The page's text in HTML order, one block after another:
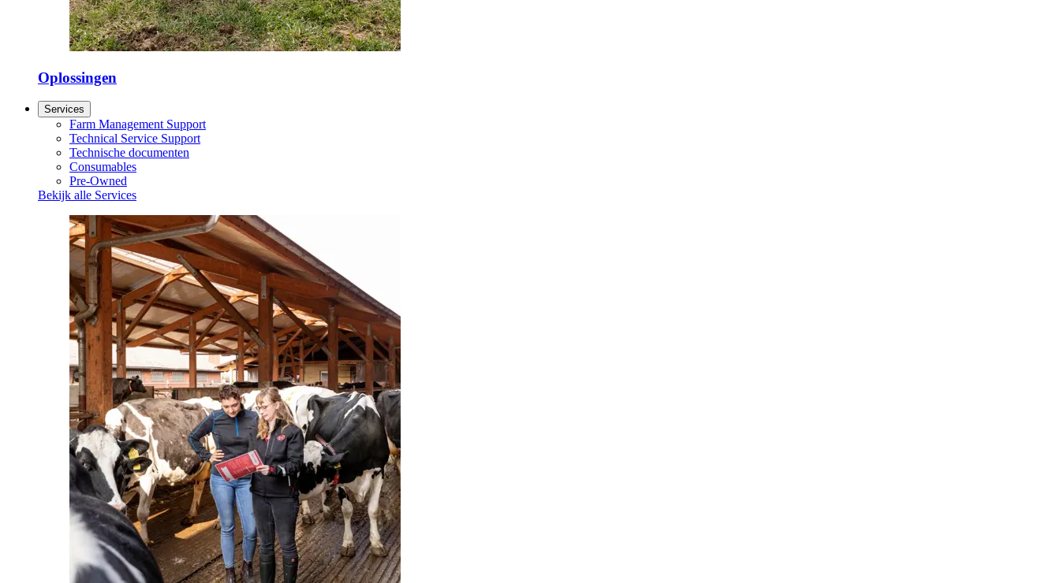
Oplossingen
Services
Farm Management Support
Technical Service Support
Technische documenten
Consumables
Pre-Owned
Bekijk alle Services